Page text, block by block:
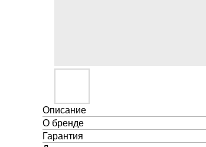
Описание
О бренде
Гарантия